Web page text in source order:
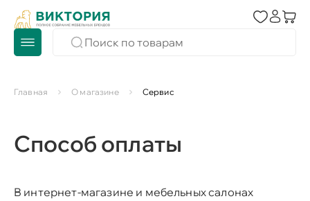
Главная О магазине Сервис
Способ оплаты
В интернет-магазине и мебельных салонах